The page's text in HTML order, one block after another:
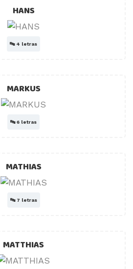
HANS
🔤 4 letras
MARKUS
🔤6 letras
MATHIAS
🔤 7 letras
MATTHIAS